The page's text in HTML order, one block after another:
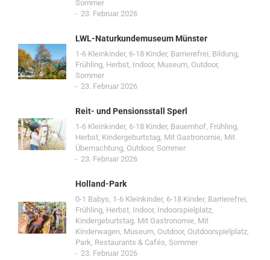
Sommer
23. Februar 2026
LWL-Naturkundemuseum Münster
1-6 Kleinkinder, 6-18 Kinder, Barrierefrei, Bildung,
Frühling, Herbst, Indoor, Museum, Outdoor,
Sommer
23. Februar 2026
Reit- und Pensionsstall Sperl
1-6 Kleinkinder, 6-18 Kinder, Bauernhof, Frühling,
Herbst, Kindergeburtstag, Mit Gastronomie, Mit
Übernachtung, Outdoor, Sommer
23. Februar 2026
Holland-Park
0-1 Babys, 1-6 Kleinkinder, 6-18 Kinder, Barrierefrei,
Frühling, Herbst, Indoor, Indoorspielplatz,
Kindergeburtstag, Mit Gastronomie, Mit
Kinderwagen, Museum, Outdoor, Outdoorspielplatz,
Park, Restaurants & Cafés, Sommer
23. Februar 2026